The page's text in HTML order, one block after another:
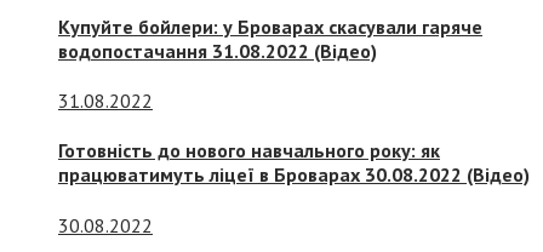
Купуйте бойлери: у Броварах скасували гаряче
водопостачання 31.08.2022 (Відео)
31.08.2022
Готовність до нового навчального року: як
працюватимуть ліцеї в Броварах 30.08.2022 (Відео)
30.08.2022